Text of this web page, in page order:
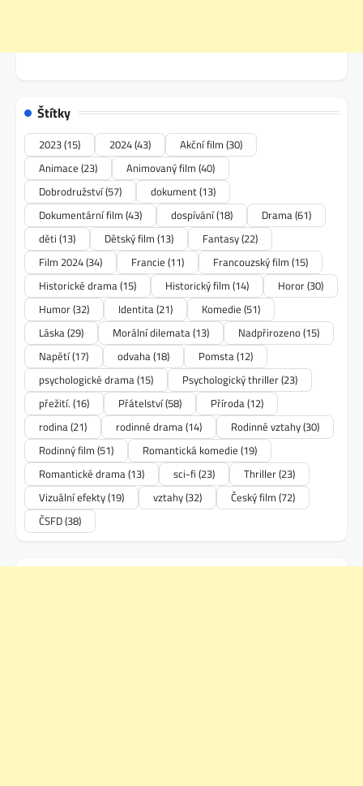
Štítky
2023(15) 2024(43) Akční film (30)
Animace (23) Animovaný film (40)
Dobrodružství(57) dokument(13)
Dokumentární film (43) dospívání(18) Drama(61)
děti (13) Dětský film (13) Fantasy(22)
Film 2024(34) Francie (11) Francouzský film (15)
Historické drama(15) Historický film (14) Horor(30)
Humor(32) Identita(21) Komedie (51)
Láska(29) Morální dilemata(13) Nadpřirozeno(15)
Napětí(17) odvaha(18) Pomsta(12)
psychologické drama(15) Psychologický thriller(23)
přežití. (16) Přátelství(58) Příroda(12)
rodina(21) rodinné drama(14) Rodinné vztahy(30)
Rodinný film (51) Romantická komedie (19)
Romantické drama(13) sci-fi (23) Thriller(23)
Vizuální efekty(19) vztahy(32) Český film (72)
ČSFD(38)